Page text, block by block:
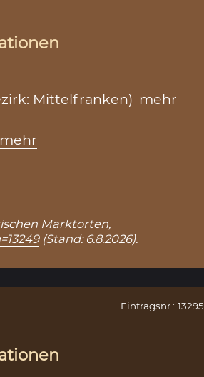
Mittelfranken) mehr
mehr
Marktorten,
(Stand: 6.8.2026).
Eintragsnr.: 13295